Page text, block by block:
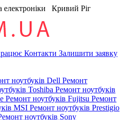
електроніки Кривий Ріг
Контакти Залишити заявку
ноутбуків Dell Ремонт
Toshiba Ремонт ноутбуків
Ремонт ноутбуків Fujitsu Ремонт
MSI Ремонт ноутбуків Prestigio
ноутбуків Sony